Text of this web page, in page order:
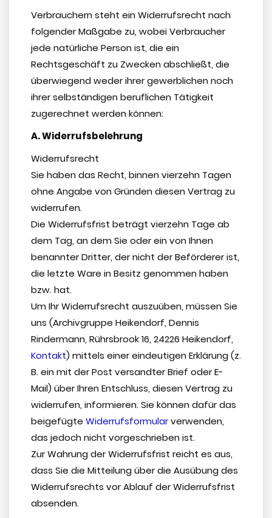
Verbrauchern steht ein Widerrufsrecht nach
folgender Maßgabe zu, wobei Verbraucher
jede natürliche Person ist, die ein
Rechtsgeschäft zu Zwecken abschließt, die
überwiegend weder ihrer gewerblichen noch
ihrer selbständigen beruflichen Tätigkeit
zugerechnet werden können:
A. Widerrufsbelehrung
Widerrufsrecht
Sie haben das Recht, binnen vierzehn Tagen
ohne Angabe von Gründen diesen Vertrag zu
widerrufen.
Die Widerrufsfrist beträgt vierzehn Tage ab
dem Tag, an dem Sie oder ein von Ihnen
benannter Dritter, der nicht der Beförderer ist,
die letzte Ware in Besitz genommen haben
bzw. hat.
Um Ihr Widerrufsrecht auszuüben, müssen Sie
uns (Archivgruppe Heikendorf, Dennis
Rindermann, Rührsbrook 16, 24226 Heikendorf,
Kontakt) mittels einer eindeutigen Erklärung (z.
B. ein mit der Post versandter Brief oder E-
Mail) über Ihren Entschluss, diesen Vertrag zu
widerrufen, informieren. Sie können dafür das
beigefügte Widerrufsformularverwenden,
das jedoch nicht vorgeschrieben ist.
Zur Wahrung der Widerrufsfrist reicht es aus,
dass Sie die Mitteilung über die Ausübung des
Widerrufsrechts vor Ablauf der Widerrufsfrist
absenden.